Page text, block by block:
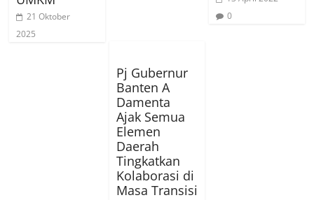
21 Oktober
2025
0
Pj Gubernur
Banten A
Damenta
Ajak Semua
Elemen
Daerah
Tingkatkan
Kolaborasi di
Masa Transisi